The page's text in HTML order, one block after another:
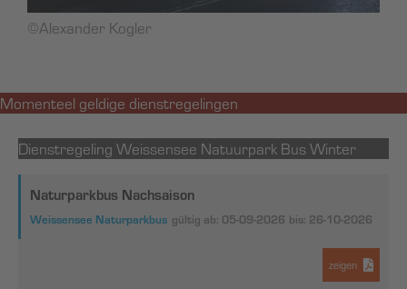
©Alexander Kogler
Momenteel geldige dienstregelingen
Dienstregeling Weissensee Natuurpark Bus Winter
Naturparkbus Nachsaison
Weissensee Naturparkbus gültig ab: 05-09-2026 bis: 26-10-2026
zeigen